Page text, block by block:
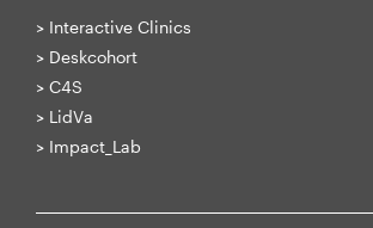
> Interactive Clinics
> Deskcohort
> C4S
> LidVa
> Impact_Lab